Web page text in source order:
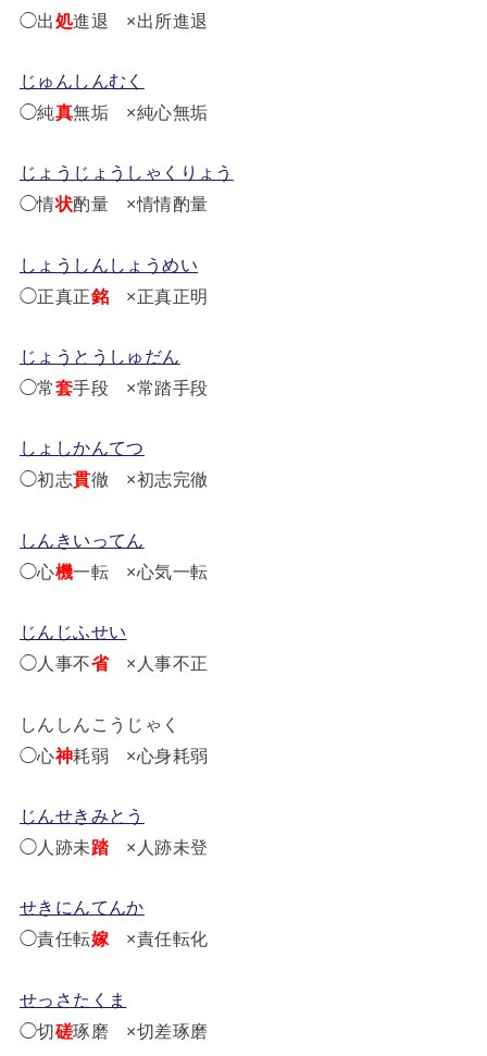
◯出処進退 ×出所進退
じゅんしんむく
◯純真無垢 ×純心無垢
じょうじょうしゃくりょう
◯情状酌量 ×情情酌量
しょうしんしょうめい
◯正真正銘×正真正明
じょうとうしゅだん
◯常套手段 ×常踏手段
しょしかんてつ
◯初志貫徹 ×初志完徹
しんきいってん
◯心機一転 ×心気一転
じんじふせい
◯人事不省×人事不正
しんしんこうじゃく
◯心神耗弱 ×心身耗弱
じんせきみとう
◯人跡未踏×人跡未登
せきにんてんか
◯責任転嫁×責任転化
せっさたくま
◯切磋琢磨 ×切差琢磨